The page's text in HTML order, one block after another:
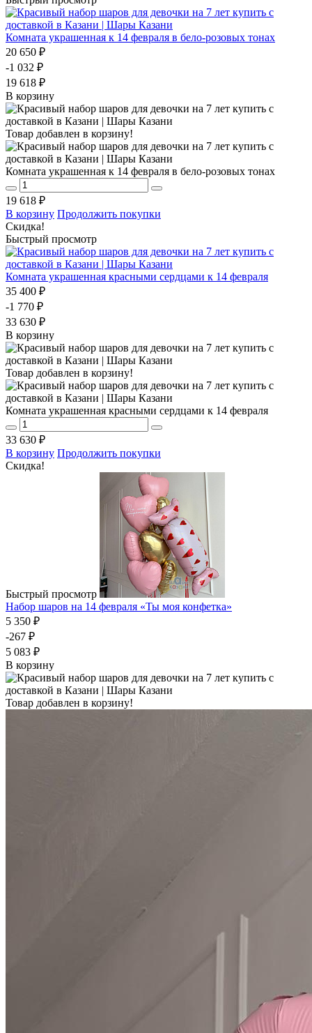
Комната украшенная к 14 февраля в бело-розовых тонах
20 650 ₽
-1 032 ₽
19 618 ₽
В корзину
Товар добавлен в корзину!
Комната украшенная к 14 февраля в бело-розовых тонах
19 618 ₽
В корзину Продолжить покупки
Скидка!
Быстрый просмотр
Комната украшенная красными сердцами к 14 февраля
35 400 ₽
-1 770 ₽
33 630 ₽
В корзину
Товар добавлен в корзину!
Комната украшенная красными сердцами к 14 февраля
33 630 ₽
В корзину Продолжить покупки
Скидка!
Быстрый просмотр
Набор шаров на 14 февраля «Ты моя конфетка»
5 350 ₽
-267 ₽
5 083 ₽
В корзину
Товар добавлен в корзину!